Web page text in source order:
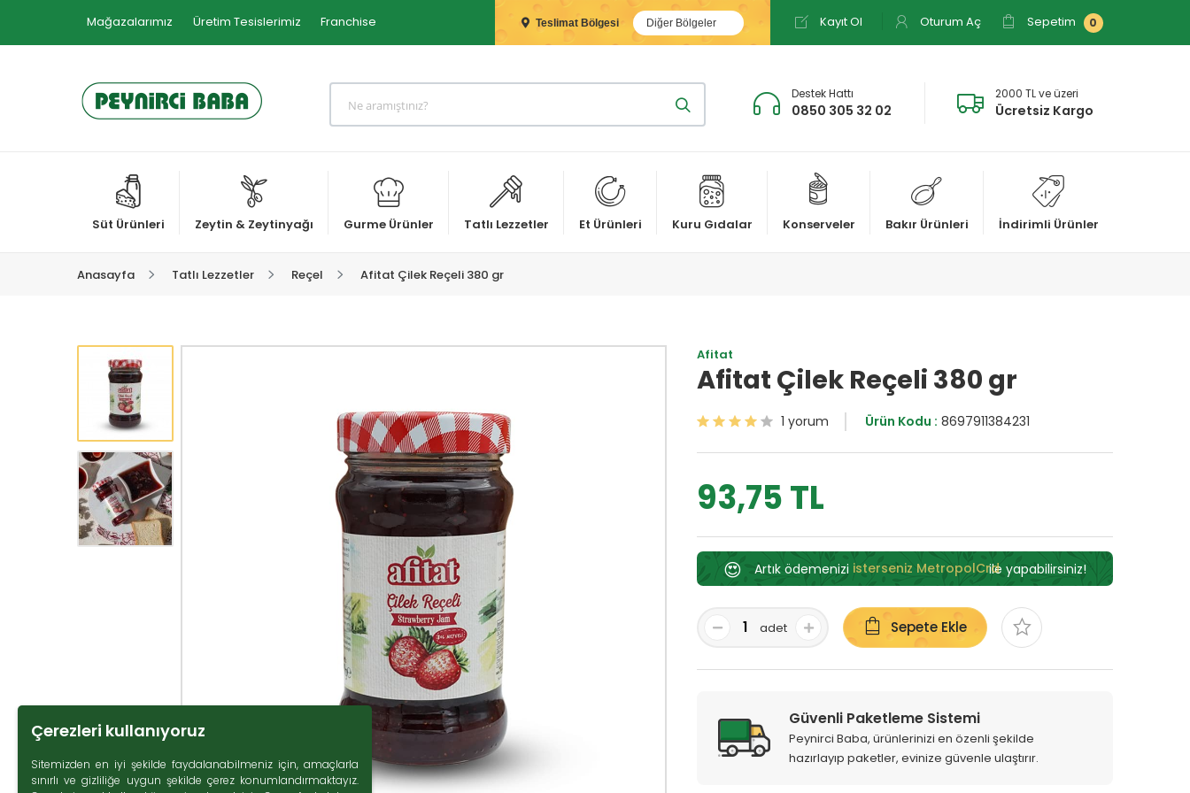
Mağazalarımız Üretim Tesislerimiz Franchise Teslimat Bölgesi Diğer Bölgeler Kayıt Ol Oturum Aç Sepetim 0
Destek Hattı
0850 305 32 02
2000 TL ve üzeri
Ücretsiz Kargo
Süt Ürünleri Zeytin & Zeytinyağı Gurme Ürünler Tatlı Lezzetler Et Ürünleri Kuru Gıdalar Konserveler Bakır Ürünleri İndirimli Ürünler
Anasayfa Tatlı Lezzetler Reçel Afitat Çilek Reçeli 380 gr
Afitat
Afitat Çilek Reçeli 380 gr
1 yorum Ürün Kodu : 8697911384231
93,75 TL
😍 Artık ödemenizi isterseniz MetropolCrdile yapabilirsiniz!
adet Sepete Ekle
Güvenli Paketleme Sistemi
Peynirci Baba, ürünlerinizi en özenli şekilde
hazırlayıp paketler, evinize güvenle ulaştırır.
Çerezleri kullanıyoruz
Sitemizden en iyi şekilde faydalanabilmeniz için, amaçlarla
sınırlı ve gizliliğe uygun şekilde çerez konumlandırmaktayız.